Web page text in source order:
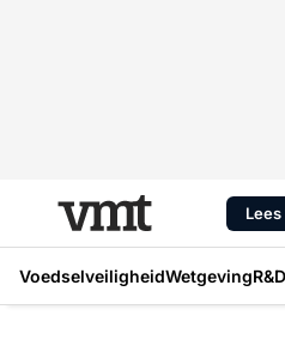
Lees
VoedselveiligheidWetgevingR&D